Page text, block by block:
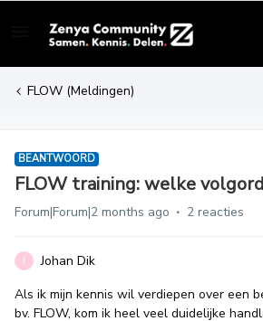
FLOW (Meldingen)
BEANTWOORD
FLOW training: welke
Forum|Forum|2 months ago 2 reacties
J
Johan Dik
Als ik mijn kennis wil verdiepen over een
bv. FLOW, kom ik heel veel duidelijke